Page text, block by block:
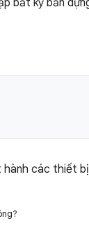
bất kỳ bản
hành các thiết